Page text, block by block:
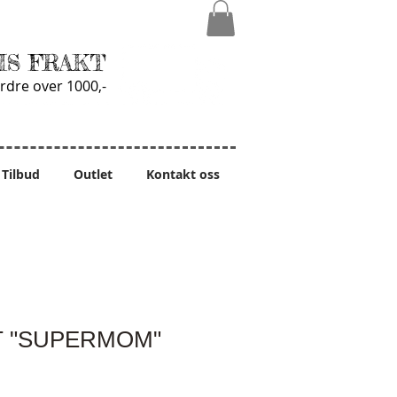
FRAKT
over 1000,-
Tilbud Outlet Kontakt oss
"SUPERMOM"